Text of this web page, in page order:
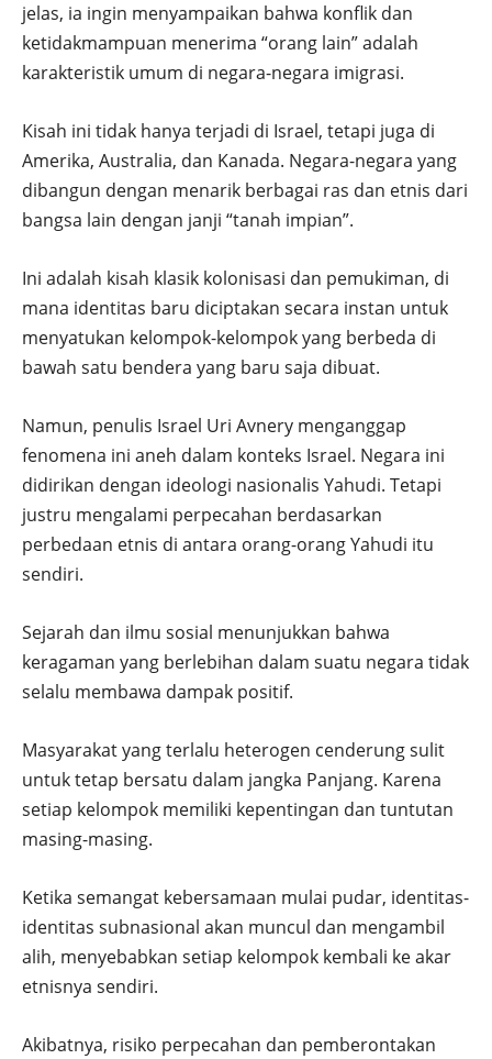
jelas, ia ingin menyampaikan bahwa konflik dan
ketidakmampuan menerima “orang lain” adalah
karakteristik umum di negara-negara imigrasi.
Kisah ini tidak hanya terjadi di Israel, tetapi juga di
Amerika, Australia, dan Kanada. Negara-negara yang
dibangun dengan menarik berbagai ras dan etnis dari
bangsa lain dengan janji “tanah impian”.
Ini adalah kisah klasik kolonisasi dan pemukiman, di
mana identitas baru diciptakan secara instan untuk
menyatukan kelompok-kelompok yang berbeda di
bawah satu bendera yang baru saja dibuat.
Namun, penulis Israel Uri Avnery menganggap
fenomena ini aneh dalam konteks Israel. Negara ini
didirikan dengan ideologi nasionalis Yahudi. Tetapi
justru mengalami perpecahan berdasarkan
perbedaan etnis di antara orang-orang Yahudi itu
sendiri.
Sejarah dan ilmu sosial menunjukkan bahwa
keragaman yang berlebihan dalam suatu negara tidak
selalu membawa dampak positif.
Masyarakat yang terlalu heterogen cenderung sulit
untuk tetap bersatu dalam jangka Panjang. Karena
setiap kelompok memiliki kepentingan dan tuntutan
masing-masing.
Ketika semangat kebersamaan mulai pudar, identitas-
identitas subnasional akan muncul dan mengambil
alih, menyebabkan setiap kelompok kembali ke akar
etnisnya sendiri.
Akibatnya, risiko perpecahan dan pemberontakan